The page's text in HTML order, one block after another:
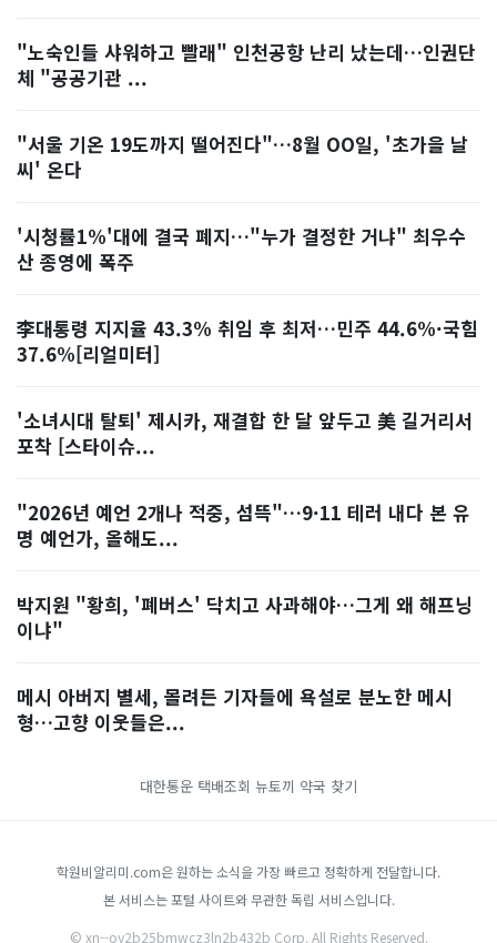
"노숙인들 샤워하고 빨래" 인천공항 난리 났는데…인권단
체 "공공기관 ...
"서울 기온 19도까지 떨어진다"…8월 OO일, '초가을 날
씨' 온다
'시청률1%'대에 결국 폐지…"누가 결정한 거냐" 최우수
산 종영에 폭주
李대통령 지지율 43.3% 취임 후 최저…민주 44.6%·국힘
37.6%[리얼미터]
'소녀시대 탈퇴' 제시카, 재결합 한 달 앞두고 美 길거리서
포착 [스타이슈...
"2026년 예언 2개나 적중, 섬뜩"…9·11 테러 내다 본 유
명 예언가, 올해도...
박지원 "황희, '폐버스' 닥치고 사과해야…그게 왜 해프닝
이냐"
메시 아버지 별세, 몰려든 기자들에 욕설로 분노한 메시
형…고향 이웃들은...
대한통운 택배조회 뉴토끼 약국 찾기
학원비알리미.com은 원하는 소식을 가장 빠르고 정확하게 전달합니다.
본 서비스는 포털 사이트와 무관한 독립 서비스입니다.
© xn--oy2b25bmwcz3ln2b432b Corp. All Rights Reserved.